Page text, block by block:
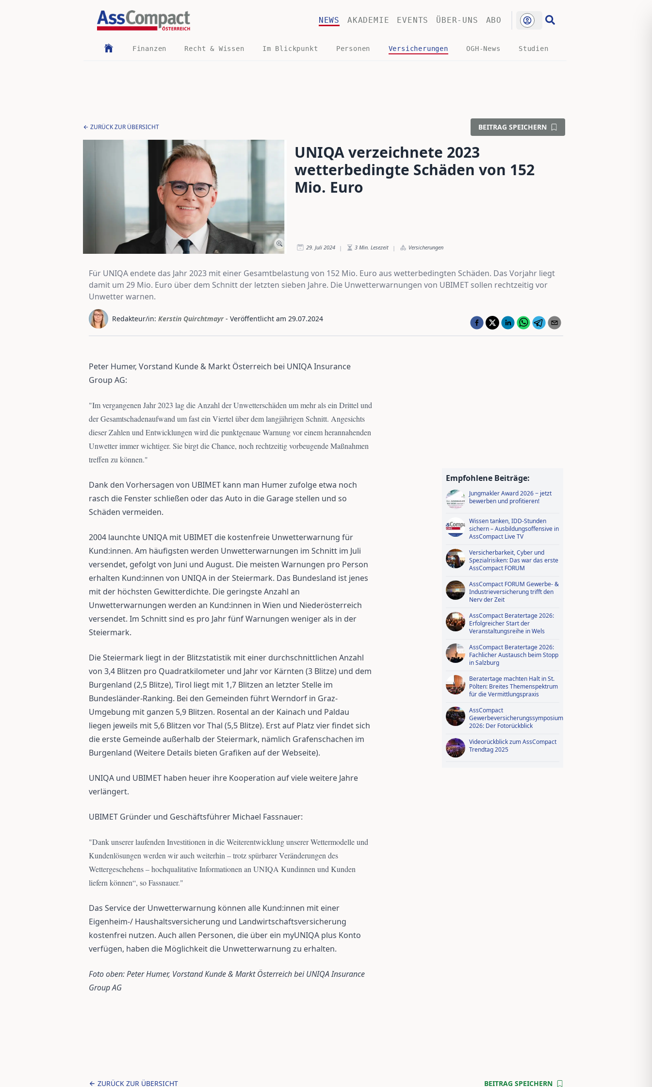
NEWS AKADEMIE EVENTS ÜBER-UNS ABO
Finanzen Recht & Wissen Im Blickpunkt Personen Versicherungen OGH-News Studien
ZURÜCK ZUR ÜBERSICHT BEITRAG SPEICHERN
UNIQA verzeichnete 2023
wetterbedingte Schäden von 152
Mio. Euro
29. Juli 2024 | 3 Min. Lesezeit | Versicherungen
Für UNIQA endete das Jahr 2023 mit einer Gesamtbelastung von 152 Mio. Euro aus wetterbedingten Schäden. Das Vorjahr liegt
damit um 29 Mio. Euro über dem Schnitt der letzten sieben Jahre. Die Unwetterwarnungen von UBIMET sollen rechtzeitig vor
Unwetter warnen.
Redakteur/in: Kerstin Quirchtmayr - Veröffentlicht am 29.07.2024
Peter Humer, Vorstand Kunde & Markt Österreich bei UNIQA Insurance
Group AG:
"Im vergangenen Jahr 2023 lag die Anzahl der Unwetterschäden um mehr als ein Drittel und
der Gesamtschadenaufwand um fast ein Viertel über dem langjährigen Schnitt. Angesichts
dieser Zahlen und Entwicklungen wird die punktgenaue Warnung vor einem herannahenden
Unwetter immer wichtiger. Sie birgt die Chance, noch rechtzeitig vorbeugende Maßnahmen
treffen zu können."
Dank den Vorhersagen von UBIMET kann man Humer zufolge etwa noch
rasch die Fenster schließen oder das Auto in die Garage stellen und so
Schäden vermeiden.
2004 launchte UNIQA mit UBIMET die kostenfreie Unwetterwarnung für
Kund:innen. Am häufigsten werden Unwetterwarnungen im Schnitt im Juli
versendet, gefolgt von Juni und August. Die meisten Warnungen pro Person
erhalten Kund:innen von UNIQA in der Steiermark. Das Bundesland ist jenes
mit der höchsten Gewitterdichte. Die geringste Anzahl an
Unwetterwarnungen werden an Kund:innen in Wien und Niederösterreich
versendet. Im Schnitt sind es pro Jahr fünf Warnungen weniger als in der
Steiermark.
Die Steiermark liegt in der Blitzstatistik mit einer durchschnittlichen Anzahl
von 3,4 Blitzen pro Quadratkilometer und Jahr vor Kärnten (3 Blitze) und dem
Burgenland (2,5 Blitze), Tirol liegt mit 1,7 Blitzen an letzter Stelle im
Bundesländer-Ranking. Bei den Gemeinden führt Werndorf in Graz-
Umgebung mit ganzen 5,9 Blitzen. Rosental an der Kainach und Paldau
liegen jeweils mit 5,6 Blitzen vor Thal (5,5 Blitze). Erst auf Platz vier findet sich
die erste Gemeinde außerhalb der Steiermark, nämlich Grafenschachen im
Burgenland (Weitere Details bieten Grafiken auf der Webseite).
UNIQA und UBIMET haben heuer ihre Kooperation auf viele weitere Jahre
verlängert.
UBIMET Gründer und Geschäftsführer Michael Fassnauer:
"Dank unserer laufenden Investitionen in die Weiterentwicklung unserer Wettermodelle und
Kundenlösungen werden wir auch weiterhin – trotz spürbarer Veränderungen des
Wettergeschehens – hochqualitative Informationen an UNIQA Kundinnen und Kunden
liefern können“, so Fassnauer."
Das Service der Unwetterwarnung können alle Kund:innen mit einer
Eigenheim-/ Haushaltsversicherung und Landwirtschaftsversicherung
kostenfrei nutzen. Auch allen Personen, die über ein myUNIQA plus Konto
verfügen, haben die Möglichkeit die Unwetterwarnung zu erhalten.
Foto oben: Peter Humer, Vorstand Kunde & Markt Österreich bei UNIQA Insurance
Group AG
Empfohlene Beiträge:
Jungmakler Award 2026 − jetzt
bewerben und profitieren!
Wissen tanken, IDD-Stunden
sichern – Ausbildungsoffensive in
AssCompact Live TV
Versicherbarkeit, Cyber und
Spezialrisiken: Das war das erste
AssCompact FORUM
AssCompact FORUM Gewerbe- &
Industrieversicherung trifft den
Nerv der Zeit
AssCompact Beratertage 2026:
Erfolgreicher Start der
Veranstaltungsreihe in Wels
AssCompact Beratertage 2026:
Fachlicher Austausch beim Stopp
in Salzburg
Beratertage machten Halt in St.
Pölten: Breites Themenspektrum
für die Vermittlungspraxis
AssCompact
Gewerbeversicherungssymposium
2026: Der Fotorückblick
Videorückblick zum AssCompact
Trendtag 2025
ZURÜCK ZUR ÜBERSICHT BEITRAG SPEICHERN